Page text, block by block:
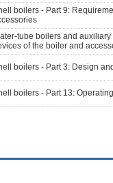
boilers - Part 9:
tube boilers and
of the boiler and
boilers - Part 3: Design
boilers - Part 13: